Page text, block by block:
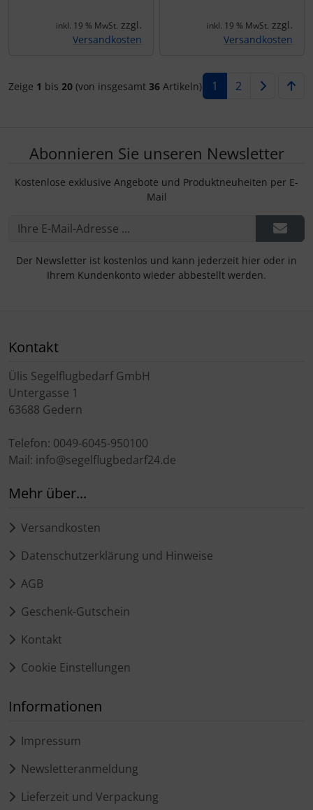
inkl. 19 % MwSt. zzgl.
Versandkosten
inkl. 19 % MwSt. zzgl.
Versandkosten
Zeige 1 bis 20 (von insgesamt36 Artikeln) 1 2
Abonnieren Sie unseren Newsletter
Kostenlose exklusive Angebote und Produktneuheiten per E-
Mail
Der Newsletter ist kostenlos und kann jederzeit hier oder in
Ihrem Kundenkonto wieder abbestellt werden.
Kontakt
Ülis Segelflugbedarf GmbH
Untergasse 1
63688 Gedern
Telefon: 0049-6045-950100
Mail: info@segelflugbedarf24.de
Mehr über...
Versandkosten
Datenschutzerklärung und Hinweise
AGB
Geschenk-Gutschein
Kontakt
Cookie Einstellungen
Informationen
Impressum
Newsletteranmeldung
Lieferzeit und Verpackung